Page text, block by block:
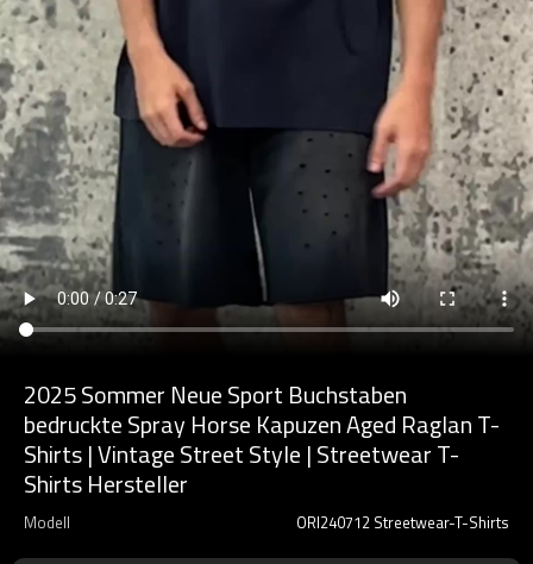
2025 Sommer Neue Sport Buchstaben
bedruckte Spray Horse Kapuzen Aged Raglan T-
Shirts | Vintage Street Style | Streetwear T-
Shirts Hersteller
Modell ORI240712 Streetwear-T-Shirts